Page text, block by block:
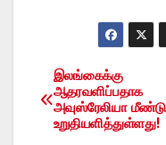
Post
இலங்கைக்கு
ஆதரவளிப்பதாக
அவுஸ்ரேலியா
உறுதியளித்துள்ளது!